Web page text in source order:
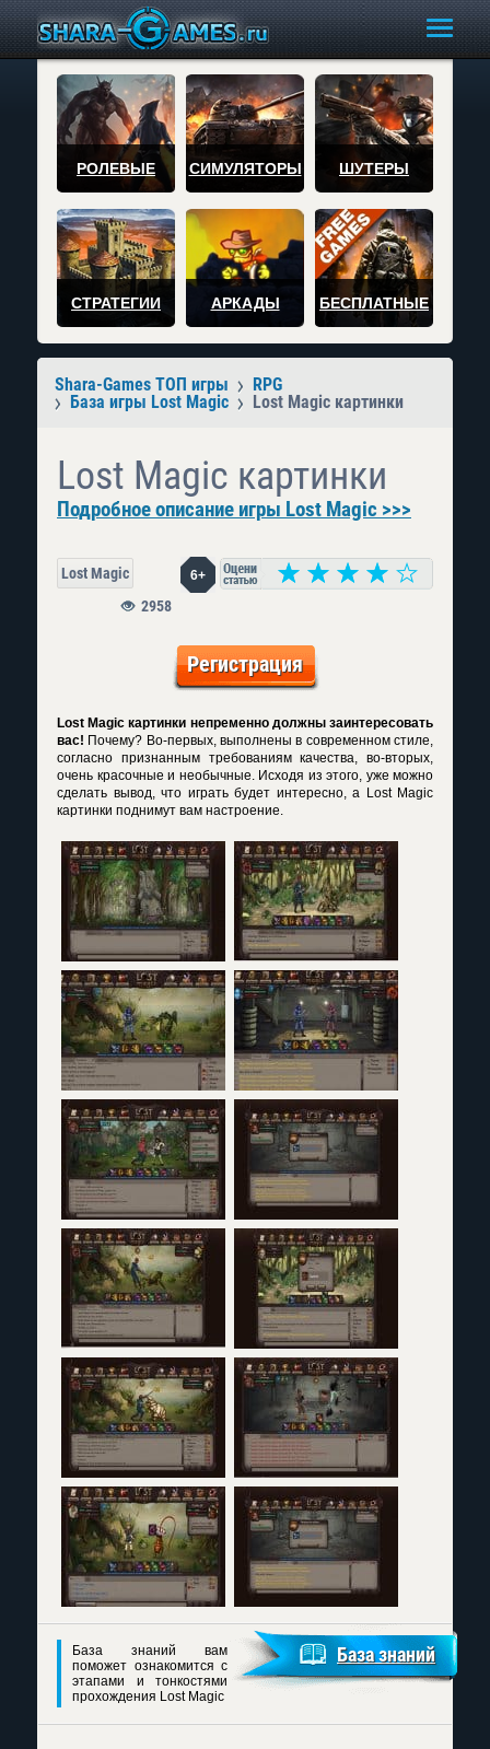
РОЛЕВЫЕ СИМУЛЯТОРЫ ШУТЕРЫ
СТРАТЕГИИ АРКАДЫ БЕСПЛАТНЫЕ
Shara-Games ТОП игры
RPG
База игры Lost Magic
Lost Magic картинки
Lost Magic картинки
Подробное описание игры Lost Magic >>>
Lost Magic 6+
2958
Регистрация
Lost Magic картинки непременно должны заинтересовать
вас! Почему? Во-первых, выполнены в современном стиле,
согласно признанным требованиям качества, во-вторых,
очень красочные и необычные. Исходя из этого, уже можно
сделать вывод, что играть будет интересно, а Lost Magic
картинки поднимут вам настроение.
База знаний вам
поможет ознакомится с
этапами и тонкостями
прохождения Lost Magic
База знаний